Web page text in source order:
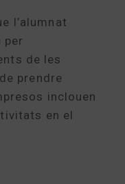
l’alumnat
de les
prendre
inclouen
en el